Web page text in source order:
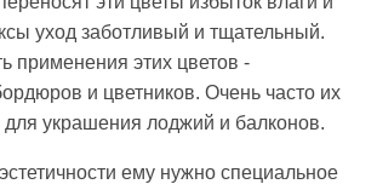
уход заботливый и тщательный.
применения этих цветов -
и цветников. Очень часто их
украшения лоджий и балконов.
ему нужно специальное